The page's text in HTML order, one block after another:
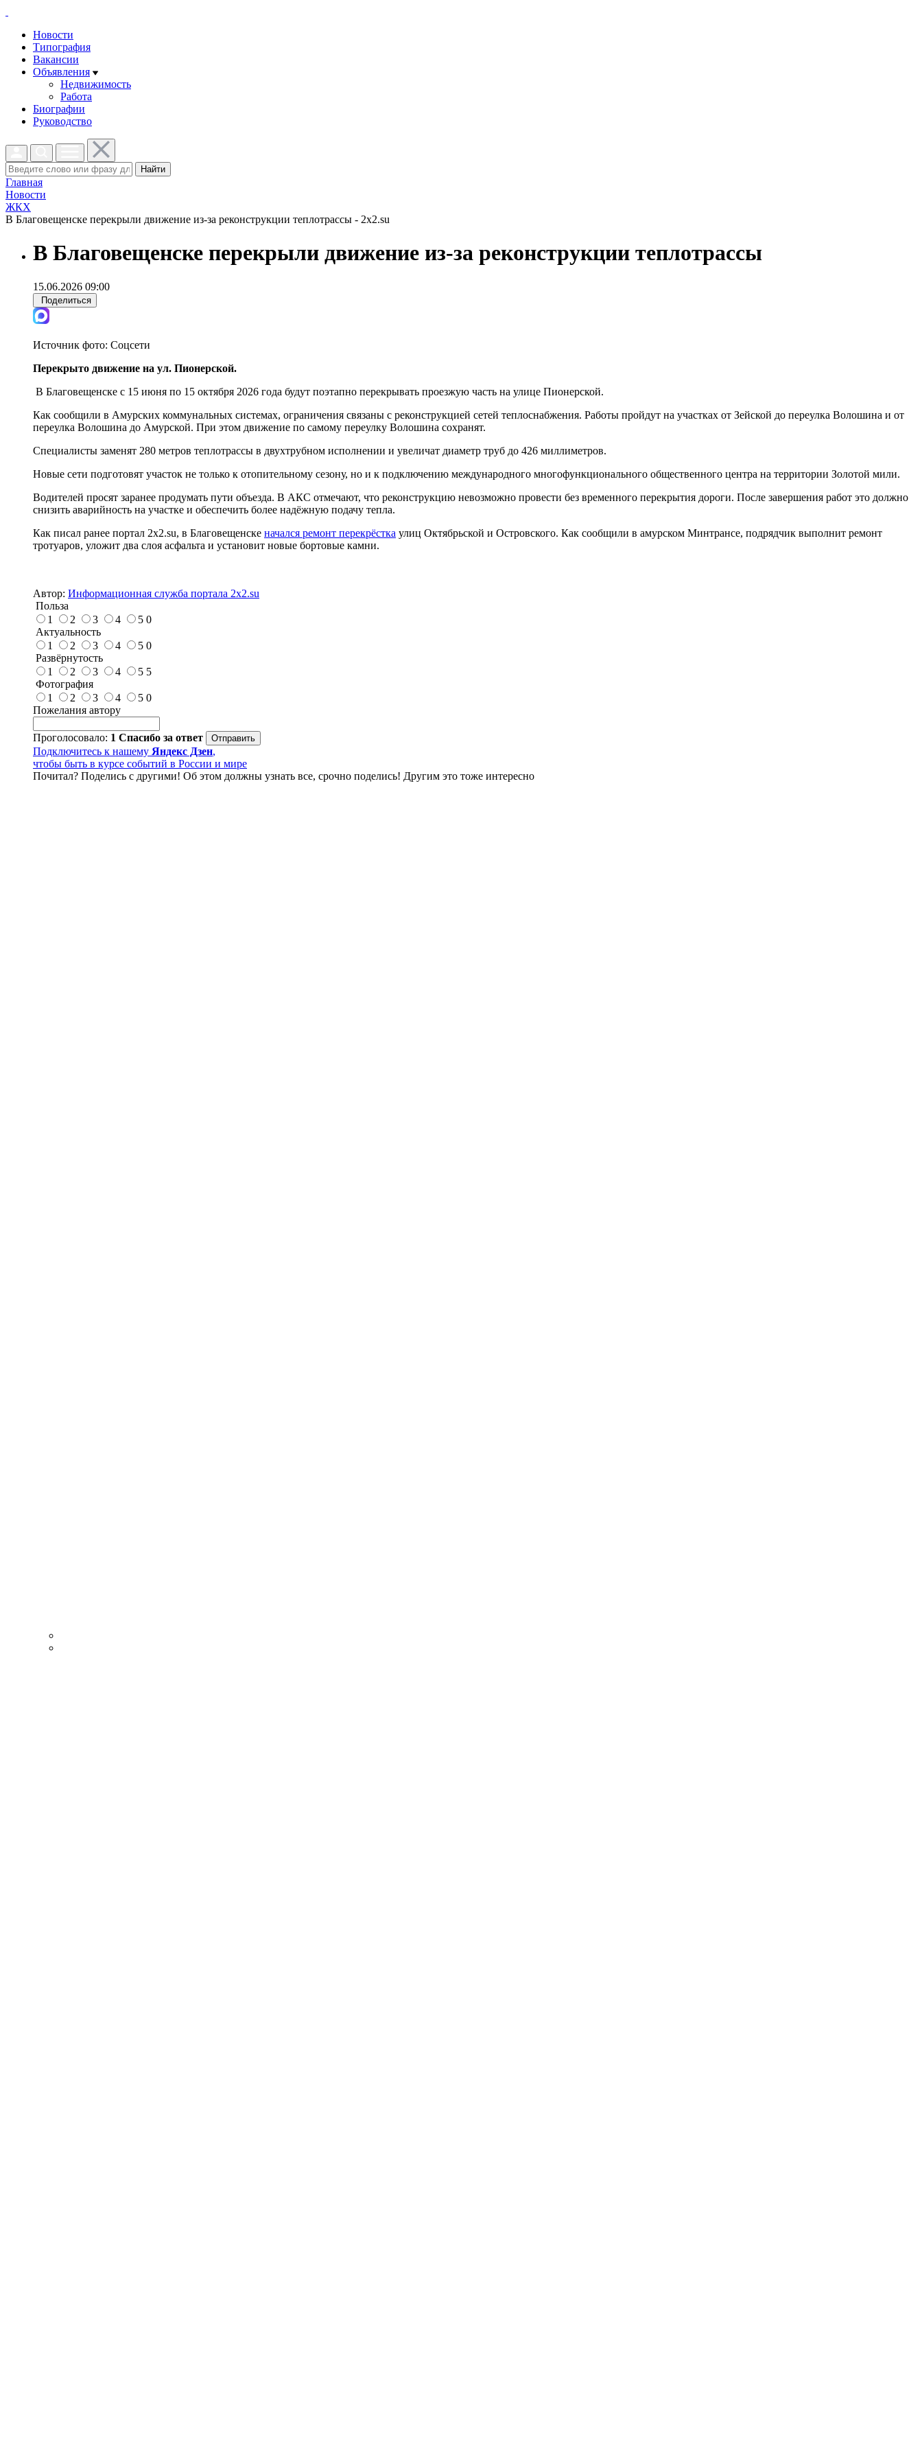
Новости
Типография
Вакансии
Объявления
Недвижимость
Работа
Биографии
Руководство
Найти
Главная
Новости
ЖКХ
В Благовещенске перекрыли движение из-за реконструкции теплотрассы - 2x2.su
В Благовещенске перекрыли движение из-за реконструкции теплотрассы
15.06.2026 09:00
Поделиться
Источник фото: Соцсети
Перекрыто движение на ул. Пионерской.
В Благовещенске с 15 июня по 15 октября 2026 года будут поэтапно перекрывать проезжую часть на улице Пионерской.
Как сообщили в Амурских коммунальных системах, ограничения связаны с реконструкцией сетей теплоснабжения. Работы пройдут на участках от Зейской до переулка Волошина и от
переулка Волошина до Амурской. При этом движение по самому переулку Волошина сохранят.
Специалисты заменят 280 метров теплотрассы в двухтрубном исполнении и увеличат диаметр труб до 426 миллиметров.
Новые сети подготовят участок не только к отопительному сезону, но и к подключению международного многофункционального общественного центра на территории Золотой мили.
Водителей просят заранее продумать пути объезда. В АКС отмечают, что реконструкцию невозможно провести без временного перекрытия дороги. После завершения работ это должно
снизить аварийность на участке и обеспечить более надёжную подачу тепла.
Как писал ранее портал 2х2.su, в Благовещенске начался ремонт перекрёстка улиц Октябрьской и Островского. Как сообщили в амурском Минтрансе, подрядчик выполнит ремонт
тротуаров, уложит два слоя асфальта и установит новые бортовые камни.
Автор: Информационная служба портала 2x2.su
Польза
1
2 3 4 5 0
Актуальность
1
2 3 4 5 0
Развёрнутость
1
2 3 4 5 5
Фотография
1
2 3 4 5 0
Пожелания автору
Проголосовало: 1 Спасибо за ответ
Подключитесь к нашему Яндекс Дзен,
чтобы быть в курсе событий в России и мире
Почитал? Поделись с другими! Об этом должны узнать все, срочно поделись! Другим это тоже интересно